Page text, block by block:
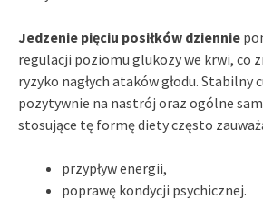
Jedzenie pięciu posiłków dziennie
regulacji poziomu glukozy we krwi, co
ryzyko nagłych ataków głodu. Stabilny
pozytywnie na nastrój oraz ogólne
stosujące tę formę diety często
przypływ energii,
poprawę kondycji psychicznej.